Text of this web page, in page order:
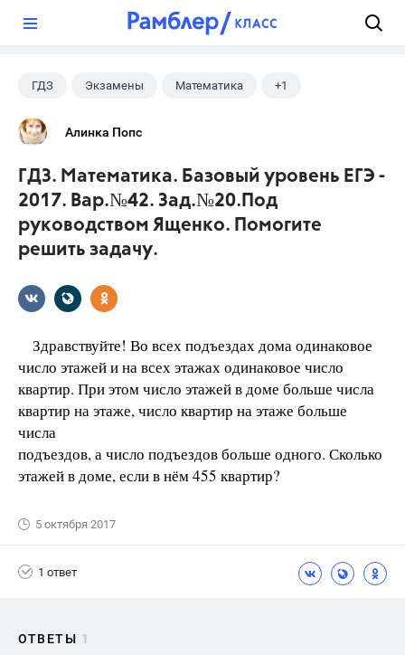
ГДЗ Экзамены Математика +1
Ященко И.В.
Алинка Попс
ГДЗ. Математика. Базовый уровень ЕГЭ -
2017. Вар.№42. Зад.№20.Под
руководством Ященко. Помогите
решить задачу.
Здравствуйте! Во всех подъездах дома одинаковое
число этажей и на всех этажах одинаковое число
квартир. При этом число этажей в доме больше числа
квартир на этаже, число квартир на этаже больше
числа
подъездов, а число подъездов больше одного. Сколько
этажей в доме, если в нём 455 квартир?
5 октября 2017
1 ответ
ОТВЕТЫ 1